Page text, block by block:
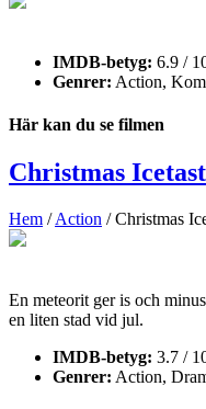
IMDB-betyg: 6.9 /
Genrer: Action,
Här kan du se filmen
Christmas
Hem /Action / Christmas
En meteorit ger is och
en liten stad vid jul.
IMDB-betyg: 3.7 /
Genrer: Action,